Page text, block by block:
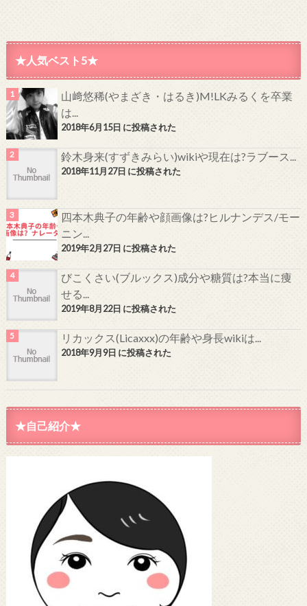
★人気ベスト5★
山﨑悠稀(やまざき・はるき)M!LKみるくを卒業
は...
2018年6月15日 に投稿された
鈴木身来(すずきみらい)wikiや現在は?ラブース...
2018年11月27日 に投稿された
四本木典子の年齢や顔画像は?ヒルナンデス/モー
ニン...
2019年2月27日 に投稿された
びこくさい(ブルックス)成分や糖質は?本当に痩
せる...
2019年8月22日 に投稿された
リカックス(Licaxxx)の年齢や身長wikiは...
2018年9月9日 に投稿された
★自己紹介★